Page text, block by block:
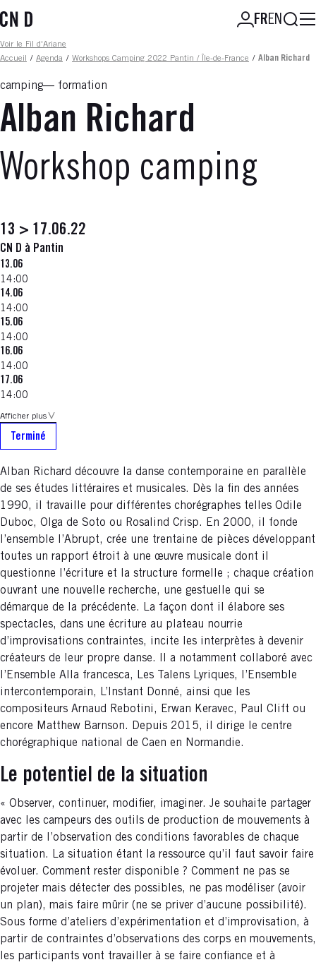
au
principal
FREN
Fil d'ariane
Voir le Fil d'Ariane
Accueil
/ Agenda / Workshops Camping 2022 Pantin / Île-de-France / Alban Richard
camping formation
Alban Richard
Workshop camping
13 > 17.06.22
CN D à Pantin
13.06
14:00
14.06
14:00
15.06
14:00
16.06
14:00
17.06
14:00
Afficher plus
Terminé
Alban Richard découvre la danse contemporaine en parallèle
de ses études littéraires et musicales. Dès la fin des années
1990, il travaille pour différentes chorégraphes telles Odile
Duboc, Olga de Soto ou Rosalind Crisp. En 2000, il fonde
l’ensemble l’Abrupt, crée une trentaine de pièces développant
toutes un rapport étroit à une œuvre musicale dont il
questionne l’écriture et la structure formelle ; chaque création
ouvrant une nouvelle recherche, une gestuelle qui se
démarque de la précédente. La façon dont il élabore ses
spectacles, dans une écriture au plateau nourrie
d’improvisations contraintes, incite les interprètes à devenir
créateurs de leur propre danse. Il a notamment collaboré avec
l’Ensemble Alla francesca, Les Talens Lyriques, l’Ensemble
intercontemporain, L’Instant Donné, ainsi que les
compositeurs Arnaud Rebotini, Erwan Keravec, Paul Clift ou
encore Matthew Barnson. Depuis 2015, il dirige le centre
chorégraphique national de Caen en Normandie.
Le potentiel de la situation
« Observer, continuer, modifier, imaginer. Je souhaite partager
avec les campeurs des outils de production de mouvements à
partir de l’observation des conditions favorables de chaque
situation. La situation étant la ressource qu’il faut savoir faire
évoluer. Comment rester disponible ? Comment ne pas se
projeter mais détecter des possibles, ne pas modéliser (avoir
un plan), mais faire mûrir (ne se priver d’aucune possibilité).
Sous forme d’ateliers d’expérimentation et d’improvisation, à
partir de contraintes d’observations des corps en mouvements,
les participants vont travailler à se faire confiance et à